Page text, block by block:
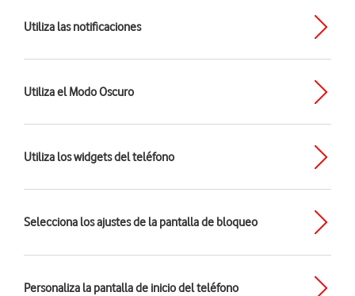
Utiliza las notificaciones
Utiliza el Modo Oscuro
Utiliza los widgets del teléfono
Selecciona los ajustes de la pantalla de bloqueo
Personaliza la pantalla de inicio del teléfono